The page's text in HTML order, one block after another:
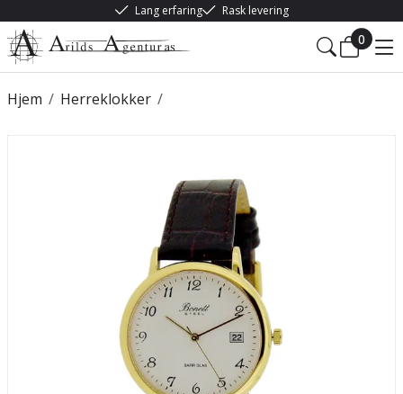
Lang erfaring Rask levering
0
/
Hjem /
Herreklokker